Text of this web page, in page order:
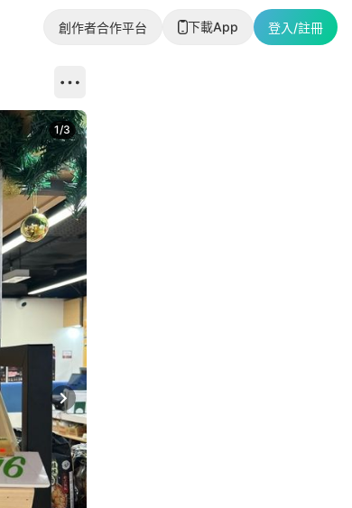
創作者合作平台 下載App 登入/註冊
Next slide
1/3